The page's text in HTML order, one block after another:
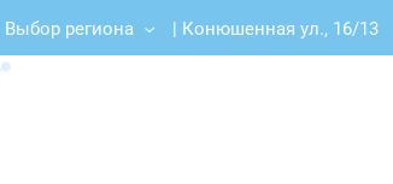
Выбор региона | Конюшенная ул., 16/13